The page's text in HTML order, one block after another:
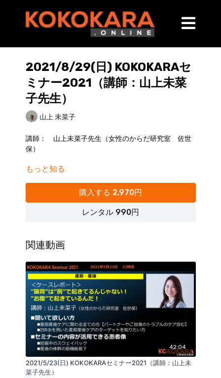
2021/8/29(日) KOKOKARAセ
ミナー2021（講師：山上未菜
子先生）
山上 未菜子
講師： 山上未菜子先生（女性のからだ研究室 佐世
保）
■講師略歴
長崎リハビリテーション学院 理学療法学科卒
３．内容：
これまでの見落としポイントも聞いてください。動作
指導のバリエーションもお伝えします。
4．対象：
・産前産後ケアに関わる全ての方【パートナーやご自
身を含む】
・手首のケアに苦手意識のある方
もっと知る
購入する 2,970円
レンタル 990円
関連動画
42:04
2021/5/23(日) KOKOKARAセミナー2021（講師：山上未
菜子先生）